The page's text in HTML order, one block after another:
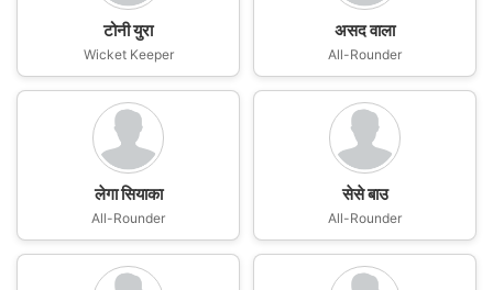
टोनी युरा
Wicket Keeper
असद वाला
All-Rounder
लेगा सियाका
All-Rounder
सेसे बाउ
All-Rounder